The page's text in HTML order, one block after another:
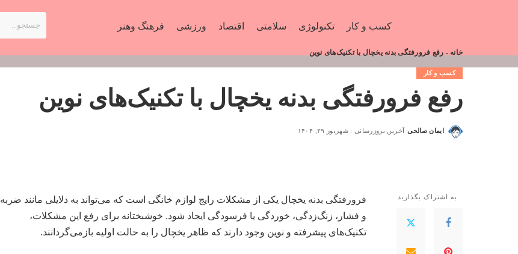
کسب و کار تکنولوژی سلامتی اقتصاد ورزشی فرهنگ وهنر
خانه - رفع فرورفتگی بدنه یخچال با تکنیک‌های نوین
کسب و کار
رفع فرورفتگی بدنه یخچال با تکنیک‌های نوین
ایمان صالحی آخرین بروزرسانی : شهریور ۲۹, ۱۴۰۴
به اشتراک بگذارید
فرورفتگی بدنه یخچال یکی از مشکلات رایج لوازم خانگی است که می‌تواند به دلایلی مانند ضربه
و فشار، زنگ‌زدگی، خوردگی یا فرسودگی ایجاد شود. خوشبختانه برای رفع این مشکلات،
تکنیک‌های پیشرفته و نوین وجود دارند که ظاهر یخچال را به حالت اولیه بازمی‌گردانند.